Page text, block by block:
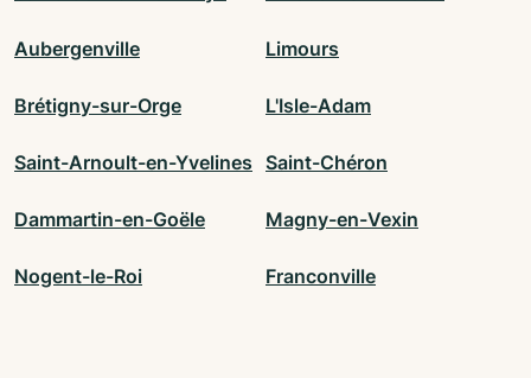
Aubergenville Limours
Brétigny-sur-Orge L'Isle-Adam
Saint-Arnoult-en-Yvelines Saint-Chéron
Dammartin-en-Goële Magny-en-Vexin
Nogent-le-Roi Franconville